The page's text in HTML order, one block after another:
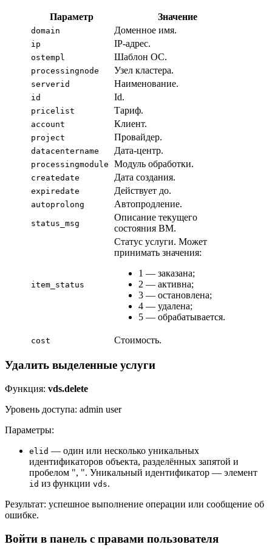
Параметр Значение
domain Доменное имя.
ip IP-адрес.
ostempl Шаблон ОС.
processingnode Узел кластера.
serverid Наименование.
id Id.
pricelist Тариф.
account Клиент.
project Провайдер.
datacentername Дата-центр.
processingmodule Модуль обработки.
createdate Дата создания.
expiredate Действует до.
autoprolong Автопродление.
status_msg
Описание текущего
состояния ВМ.
item_status
Статус услуги. Может
принимать значения:
1 — заказана;
2 — активна;
3 — остановлена;
4 — удалена;
5 — обрабатывается.
cost Стоимость.
Удалить выделенные услуги
Функция: vds.delete
Уровень доступа: admin user
Параметры:
elid — один или несколько уникальных
идентификаторов объекта, разделённых запятой и
пробелом ", ". Уникальный идентификатор — элемент
id из функции vds.
Результат: успешное выполнение операции или сообщение об
ошибке.
Войти в панель с правами пользователя